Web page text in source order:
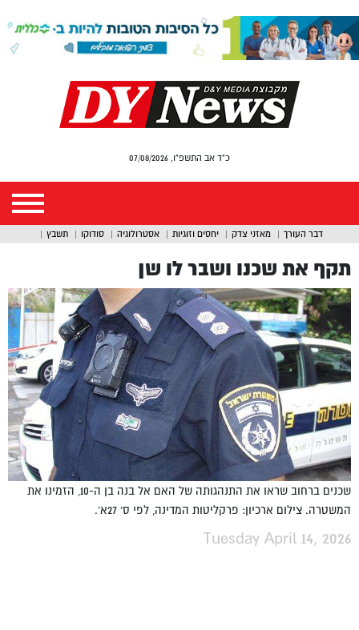
כ"ד אב התשפ"ו, 07/08/2026
דבר העורך מאזני צדק יחסים וזוגיות אסטרולוגיה סודוקו תשבץ
תקף את שכנו ושבר לו שן
שכנים ברחוב שראו את התנהגותה של האם אל בנה בן ה-10, הזמינו את
המשטרה. צילום ארכיון: פרקליטות המדינה, לפי ס' 27א'.
Tuesday April 14, 2026